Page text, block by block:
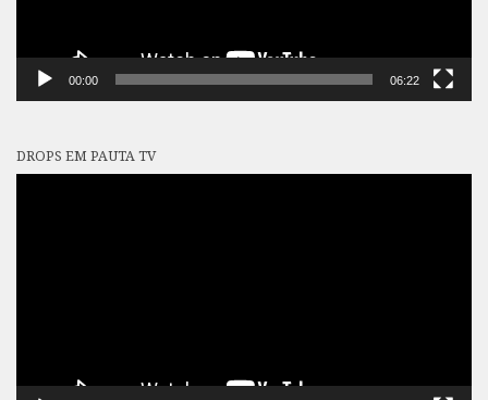
00:00 06:22
DROPS EM PAUTA TV